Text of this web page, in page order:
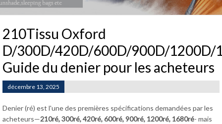
210Tissu Oxford
D/300D/420D/600D/900D/1200D/
Guide du denier pour les acheteurs
décembre 13, 2025
Denier (ré) est l'une des premières spécifications demandées par les
acheteurs—210ré, 300ré, 420ré, 600ré, 900ré, 1200ré, 1680ré- mais